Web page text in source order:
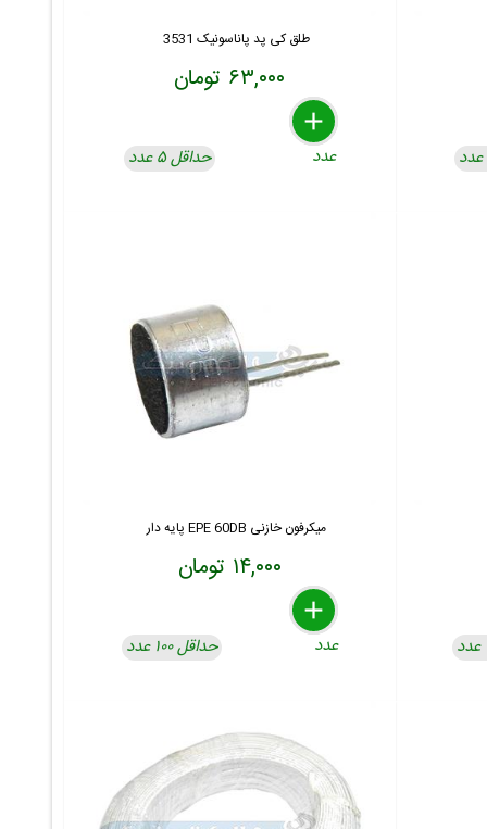
طلق کی پد پاناسونیک 3531
۶۳,۰۰۰ تومان
delete
remove
add
عدد حداقل ۵ عدد
میکرفون خازنی EPE 60DB پایه دار
۱۴,۰۰۰ تومان
delete
remove
add
عدد حداقل ۱۰۰ عدد